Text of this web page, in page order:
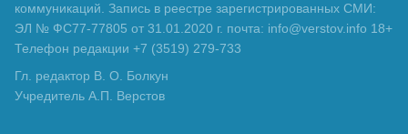
коммуникаций. Запись в реестре зарегистрированных СМИ:
ЭЛ № ФС77-77805 от 31.01.2020 г. почта: info@verstov.info 18+
Телефон редакции +7 (3519) 279-733
Гл. редактор В. О. Болкун
Учредитель А.П. Верстов